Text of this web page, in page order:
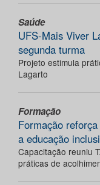
Saúde
UFS-Mais Viver
segunda turma
Projeto estimula
Lagarto
Formação
Formação
a educação
Capacitação reuniu
práticas de